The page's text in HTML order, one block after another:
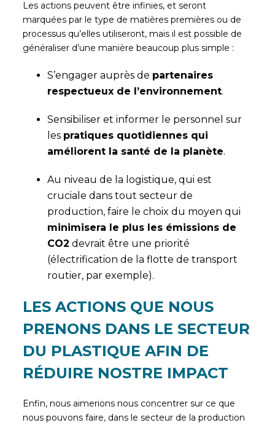
Les actions peuvent être infinies, et seront
marquées par le type de matières premières ou de
processus qu’elles utiliseront, mais il est possible de
généraliser d’une manière beaucoup plus simple :
S’engager auprès de partenaires
respectueux de l’environnement.
Sensibiliser et informer le personnel sur
les pratiques quotidiennes qui
améliorent la santé de la planète.
Au niveau de la logistique, qui est
cruciale dans tout secteur de
production, faire le choix du moyen qui
minimisera le plus les émissions de
CO2 devrait être une priorité
(électrification de la flotte de transport
routier, par exemple).
LES ACTIONS QUE NOUS
PRENONS DANS LE SECTEUR
DU PLASTIQUE AFIN DE
RÉDUIRE NOSTRE IMPACT
Enfin, nous aimerions nous concentrer sur ce que
nous pouvons faire, dans le secteur de la production